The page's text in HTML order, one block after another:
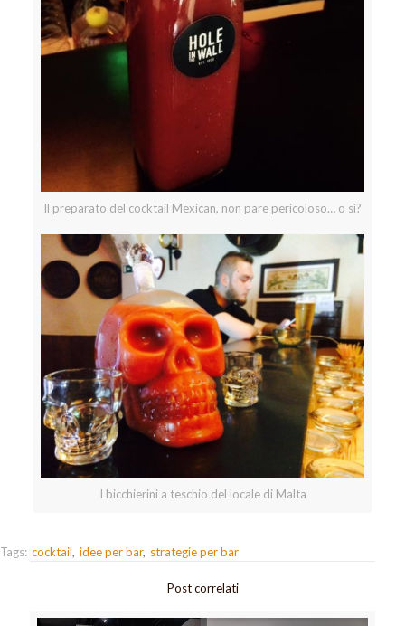
Il preparato del cocktail Mexican, non pare pericoloso… o sì?
I bicchierini a teschio del locale di Malta
Tags: cocktail idee per bar strategie per bar
Post correlati